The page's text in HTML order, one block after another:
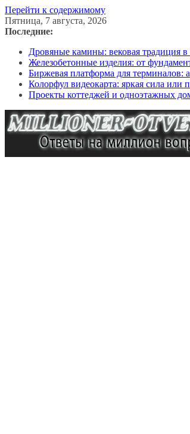
Перейти к содержимому
Пятница, 7 августа, 2026
Последние:
Дровяные камины: вековая традиция
Железобетонные изделия: от
Биржевая платформа для терминалов:
Колорфул видеокарта: яркая сила или
Проекты коттеджей и одноэтажных